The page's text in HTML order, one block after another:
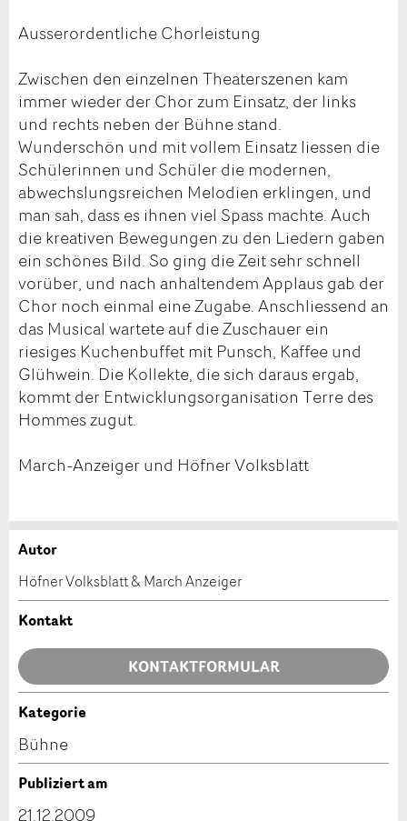
Ausserordentliche Chorleistung
Zwischen den einzelnen Theaterszenen kam
immer wieder der Chor zum Einsatz, der links
und rechts neben der Bühne stand.
Wunderschön und mit vollem Einsatz liessen die
Schülerinnen und Schüler die modernen,
abwechslungsreichen Melodien erklingen, und
man sah, dass es ihnen viel Spass machte. Auch
die kreativen Bewegungen zu den Liedern gaben
ein schönes Bild. So ging die Zeit sehr schnell
vorüber, und nach anhaltendem Applaus gab der
Chor noch einmal eine Zugabe. Anschliessend an
das Musical wartete auf die Zuschauer ein
riesiges Kuchenbuffet mit Punsch, Kaffee und
Glühwein. Die Kollekte, die sich daraus ergab,
kommt der Entwicklungsorganisation Terre des
Hommes zugut.
March-Anzeiger und Höfner Volksblatt
Anzeige beanstanden
Ihr Feedback wird sehr geschätzt!
Allgemeines Feedback
Anzeige nicht mehr gültig
Anzeige unvollständig
Anzeige weiterempfehlen
Empfehlen Sie diese Anzeige an Freunde weiter.
Autor
Höfner Volksblatt & March Anzeiger
Kontakt
KONTAKTFORMULAR
Kontakt
Verfassen Sie eine Nachricht für die Kontaktpersonen
Kategorie
Bühne
Publiziert am
21.12.2009